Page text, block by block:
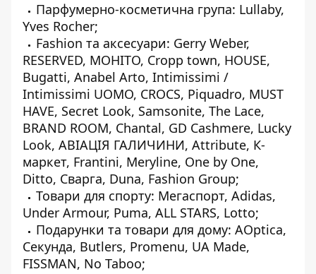
Парфумерно-косметична група: Lullaby,
Yves Rocher;
Fashion та аксесуари: Gerry Weber,
RESERVED, МОНІТО, Cropp town, HOUSE,
Bugatti, Anabel Arto, Intimissimi /
Intimissimi UOMO, CROCS, Piquadro, MUST
HAVE, Secret Look, Samsonite, The Lace,
BRAND ROOM, Chantal, GD Cashmere, Lucky
Look, АВІАЦІЯ ГАЛИЧИНИ, Attribute, К-
маркет, Frantini, Meryline, One by One,
Ditto, Сварга, Duna, Fashion Group;
Товари для спорту: Мегаспорт, Adidas,
Under Armour, Puma, ALL STARS, Lotto;
Подарунки та товари для дому: AOptica,
Секунда, Butlers, Promenu, UA Made,
FISSMAN, No Taboo;